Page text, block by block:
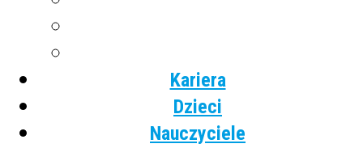
Kariera
Dzieci
Nauczyciele